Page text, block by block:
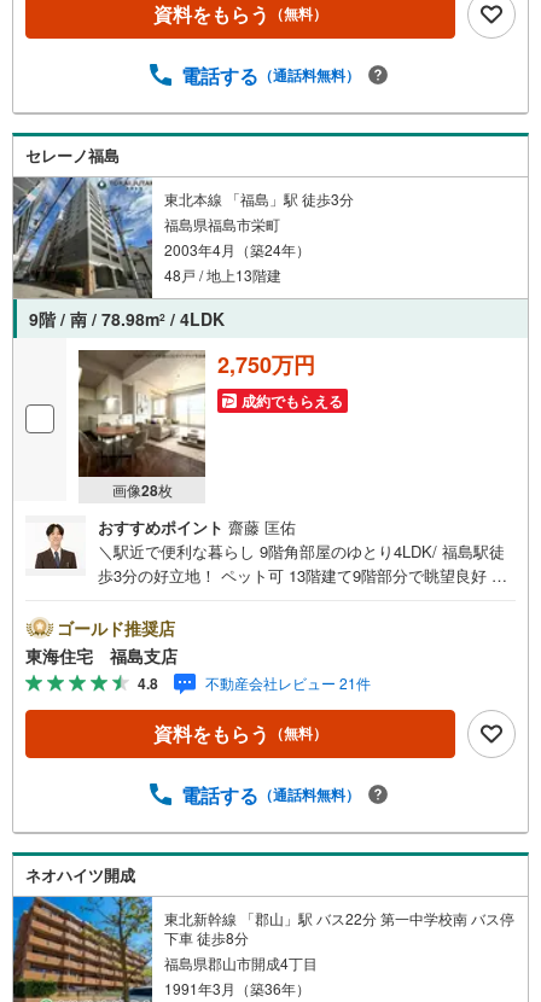
密厳守、無理な営業も致しません。＼ライフプランシュミ
月々ちゃんと支払える？」「月々の支払いを見直した
に考えご提案いたします！【赤ちゃん・お子様大歓迎 】●
キッズスペースやベビーベッドを完備（オムツあります）●
女性スタッフがお子様が飽きてしまわないようお手伝いい
たします ●ご家族おそろいでぜひご来店ください！
資料をもらう （無料）
電話する （通話料無料）
セレーノ福島
東北本線 「福島」駅 徒歩3分
福島県福島市栄町
2003年4月（築24年）
48戸 / 地上13階建
9階 / 南 / 78.98m2 / 4LDK
画像28枚
2,750万円
成約でもらえる
おすすめポイント 齋藤 匡佑
＼駅近で便利な暮らし 9階角部屋のゆとり4LDK/ 福島駅徒
歩3分の好立地！ ペット可 13階建て9階部分で眺望良好 角
の住環境！ 福島で30年の地域密着不動産会社です！福島県
出身スタッフが中心で、地元を熟知した暮らし目線のご提
案が強み。Google口コミでも 4.7の高評価をいただいてい
ます！実際のお客様の声も、ぜひ参考になさってくださ
い。＼住宅ローンのご相談は無料です！/「通るかな…？」
と不安な段階でも大丈夫です。自己資金が少ない方のご相
ランシミュレーションも無料で、将来のことを一緒にゆっ
キッズスペースをご用意しております。おむつ替えやミル
クのお湯なども対応可能です。泣いてしまっても大丈夫で
すので、安心してご来店くださいね。ご相談だけでも大歓
迎です！迷っている今だからこそ、ぜひ一度お話ししてみ
ませんか？
ゴールド推奨店
東海住宅 福島支店
4.8 不動産会社レビュー 21件
資料をもらう （無料）
電話する （通話料無料）
ネオハイツ開成
東北新幹線 「郡山」駅 バス22分 第一中学校南 バス停
下車 徒歩8分
福島県郡山市開成4丁目
1991年3月（築36年）